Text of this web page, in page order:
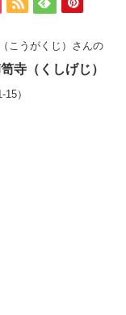
こうがくじ）さんの
寺（くしげじ）
）